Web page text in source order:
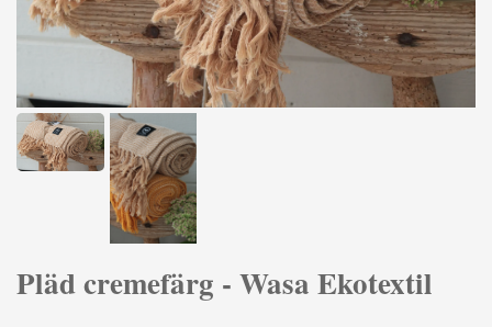
Pläd cremefärg - Wasa Ekotextil